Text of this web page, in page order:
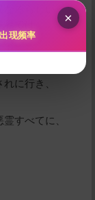
なるらしい。
では
に行き、
すべてに、
×
现频率